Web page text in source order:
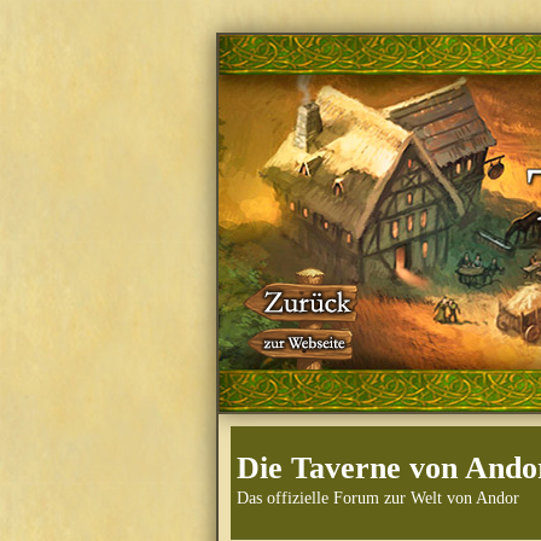
Die Taverne von
Das offizielle Forum zur Welt von Andor